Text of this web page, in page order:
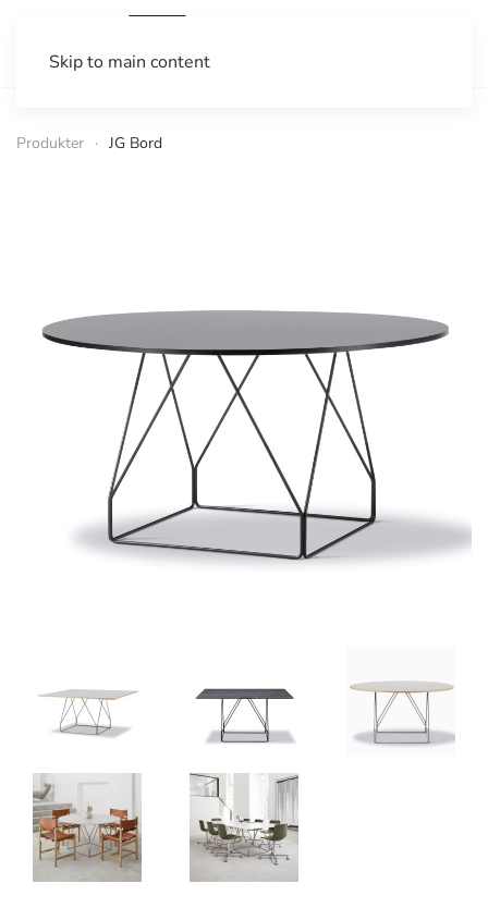
Skip to main content
Produkter JG Bord